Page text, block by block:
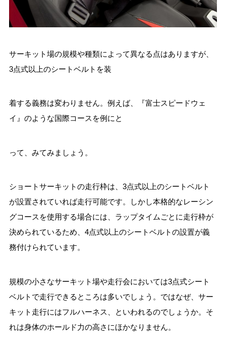
サーキット場の規模や種類によって異なる点はありますが、
3点式以上のシートベルトを装
着する義務は変わりません。例えば、『富士スピードウェ
イ』のような国際コースを例にと
って、みてみましょう。
ショートサーキットの走行枠は、3点式以上のシートベルト
が設置されていれば走行可能です。しかし本格的なレーシン
グコースを使用する場合には、ラップタイムごとに走行枠が
決められているため、4点式以上のシートベルトの設置が義
務付けられています。
規模の小さなサーキット場や走行会においては3点式シート
ベルトで走行できるところは多いでしょう。ではなぜ、サー
キット走行にはフルハーネス、といわれるのでしょうか。そ
れは身体のホールド力の高さにほかなりません。